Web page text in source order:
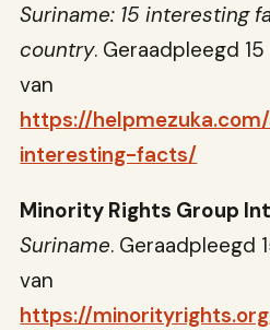
Suriname: 15 interesting
country. Geraadpleegd
van
https://
interesting-facts/
Minority Rights Group
Suriname. Geraadpleegd
van
https://